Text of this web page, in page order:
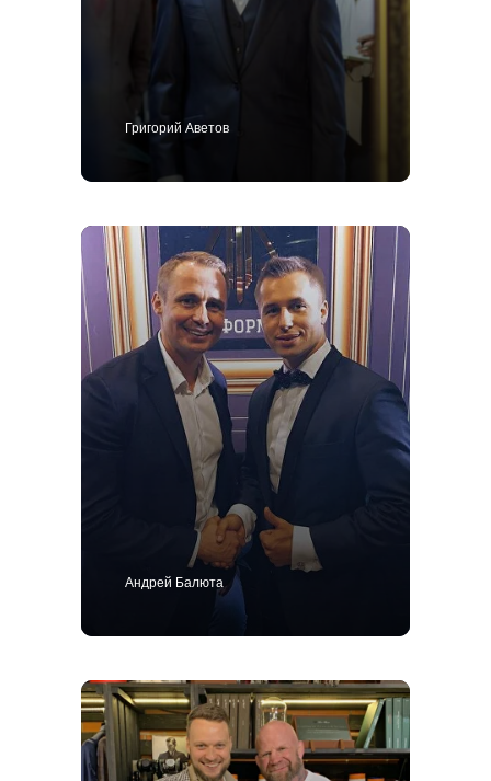
Григорий Аветов
Андрей Балюта
+7 495 414-25-57
Позвоните мне
Мужской гардероб
Ткани для пошива одежды
Bespoke
Блог
MTM
Контакты
О нас
Каталог